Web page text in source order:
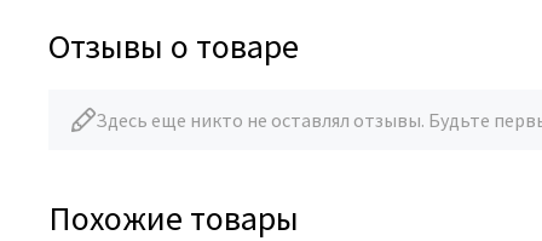
Отзывы о товаре
Здесь еще никто не оставлял отзывы. Будьте
Похожие товары